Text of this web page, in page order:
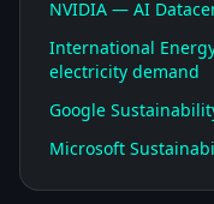
NVIDIA — AI
International
electricity demand
Google
Microsoft